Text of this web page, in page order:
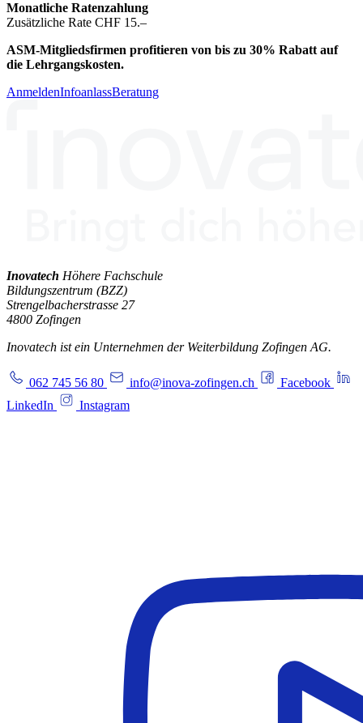
Monatliche Ratenzahlung
Zusätzliche Rate CHF 15.–
ASM-Mitgliedsfirmen profitieren von bis zu 30% Rabatt auf
die Lehrgangskosten.
AnmeldenInfoanlassBeratung
Inovatech Höhere Fachschule
Bildungszentrum (BZZ)
Strengelbacherstrasse 27
4800 Zofingen
Inovatech ist ein Unternehmen der Weiterbildung Zofingen AG.
062 745 56 80 info@inova-zofingen.ch
Facebook
LinkedIn
Instagram